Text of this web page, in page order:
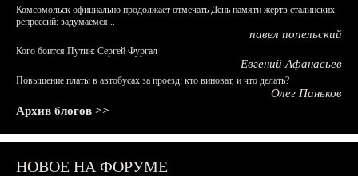
Комсомольск официально продолжает отмечать День памяти жертв сталинских
репрессий: задумаемся...
павел попельский
Кого боится Путин: Сергей Фургал
Евгений Афанасьев
Повышение платы в автобусах за проезд: кто виноват, и что делать?
Олег Паньков
Архив блогов >>
НОВОЕ НА ФОРУМЕ